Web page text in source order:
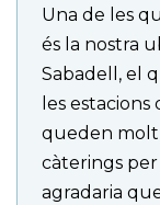
Una de les
és la nostra
Sabadell, el
les estacions
queden molt
càterings per
agradaria